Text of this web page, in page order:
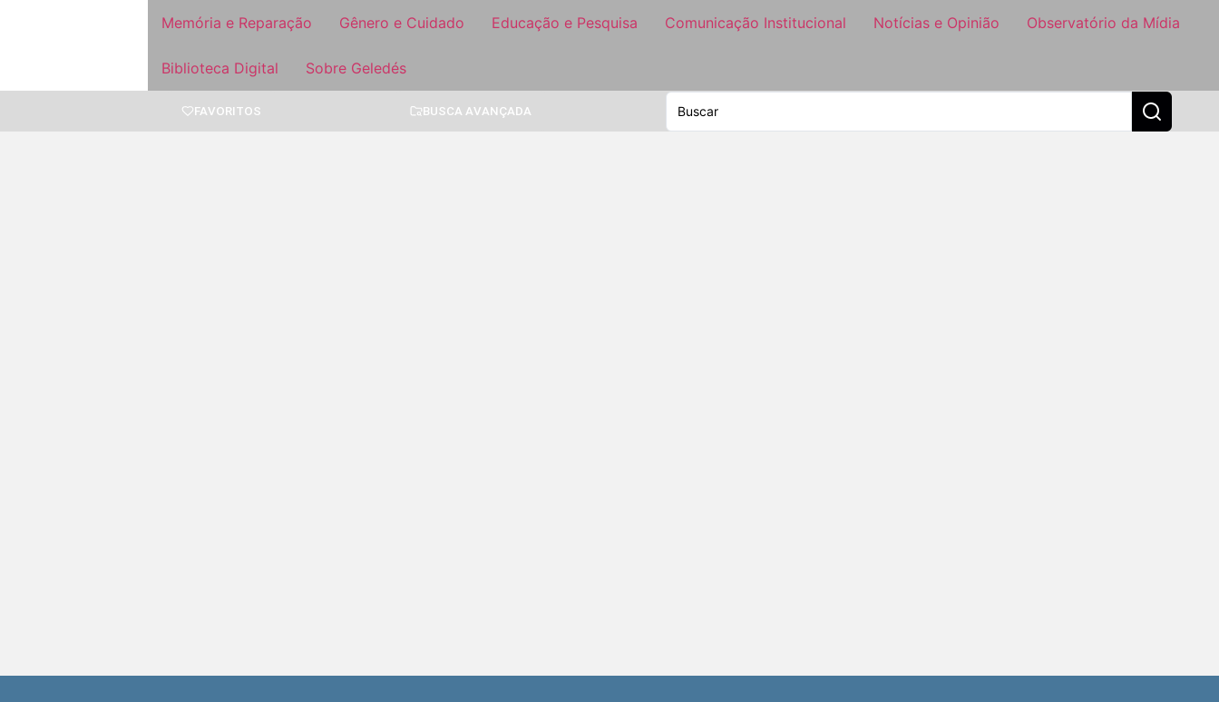
Memória e Reparação Gênero e Cuidado Educação e Pesquisa Comunicação Institucional Notícias e Opinião Observatório da Mídia
Biblioteca Digital Sobre Geledés
FAVORITOS BUSCA AVANÇADA